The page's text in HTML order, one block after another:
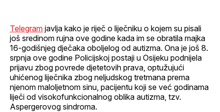
Telegram javlja kako je riječ o liječniku o kojem su pisali
još sredinom rujna ove godine kada im se obratila majka
16-godišnjeg dječaka oboljelog od autizma. Ona je još 8.
srpnja ove godine Policijskoj postaji u Osijeku podnijela
prijavu zbog povrede djetetovih prava, optužujući
uhićenog liječnika zbog neljudskog tretmana prema
njenom maloljetnom sinu, pacijentu koji se već godinama
liječi od visokofunkcionalnog oblika autizma, tzv.
Aspergerovog sindroma.